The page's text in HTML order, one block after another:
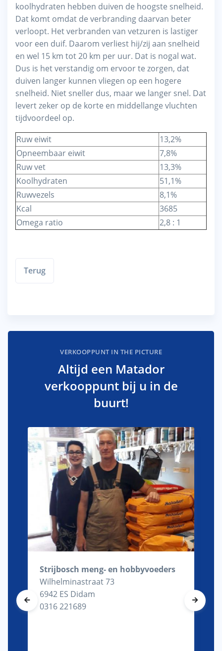
koolhydraten hebben duiven de hoogste snelheid.
Dat komt omdat de verbranding daarvan beter
verloopt. Het verbranden van vetzuren is lastiger
voor een duif. Daarom verliest hij/zij aan snelheid
en wel 15 km tot 20 km per uur. Dat is nogal wat.
Dus is het verstandig om ervoor te zorgen, dat
duiven langer kunnen vliegen op een hogere
snelheid. Niet sneller dus, maar we langer snel. Dat
levert zeker op de korte en middellange vluchten
tijdvoordeel op.
Ruw eiwit
13,2%
Opneembaar eiwit
7,8%
Ruw vet
13,3%
Koolhydraten
51,1%
Ruwvezels
8,1%
Kcal
3685
Omega ratio
2,8 : 1
Terug
VERKOOPPUNT IN THE PICTURE
Altijd een Matador
verkooppunt bij u in de
buurt!
Strijbosch meng- en hobbyvoeders
Wilhelminastraat 73
6942 ES Didam
0316 221689